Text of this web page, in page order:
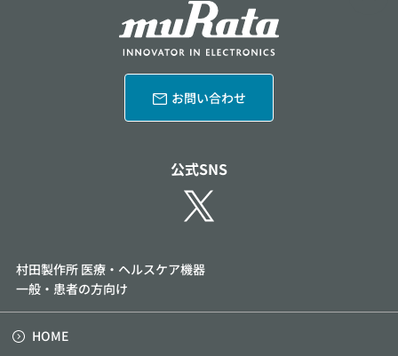
お問い合わせ
公式SNS
村田製作所 医療・ヘルスケア機器
一般・患者の方向け
HOME